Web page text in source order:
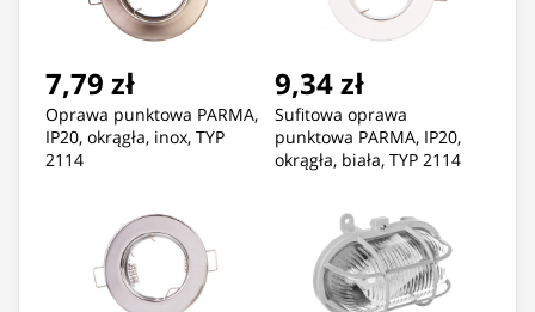
7,79 zł
Oprawa punktowa PARMA,
IP20, okrągła, inox, TYP
2114
9,34 zł
Sufitowa oprawa
punktowa PARMA, IP20,
okrągła, biała, TYP 2114